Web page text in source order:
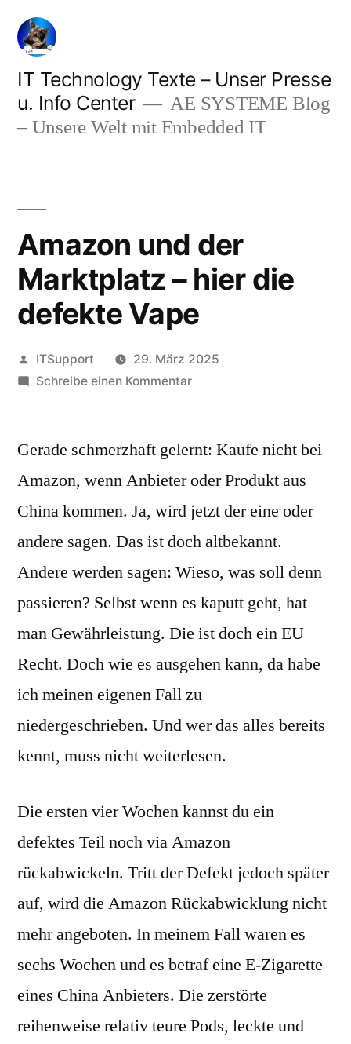
Zum
Inhalt
springen
IT Technology Texte – Unser Presse
u. Info Center
AE SYSTEME Blog
– Unsere Welt mit Embedded IT
Amazon und der
Marktplatz – hier die
defekte Vape
Veröffentlicht
von
ITSupport
29. März 2025
Schreibe einen Kommentarzu
der
–
hier
die
Vape
Gerade schmerzhaft gelernt: Kaufe nicht bei
Amazon, wenn Anbieter oder Produkt aus
China kommen. Ja, wird jetzt der eine oder
andere sagen. Das ist doch altbekannt.
Andere werden sagen: Wieso, was soll denn
passieren? Selbst wenn es kaputt geht, hat
man Gewährleistung. Die ist doch ein EU
Recht. Doch wie es ausgehen kann, da habe
ich meinen eigenen Fall zu
niedergeschrieben. Und wer das alles bereits
kennt, muss nicht weiterlesen.
Die ersten vier Wochen kannst du ein
defektes Teil noch via Amazon
rückabwickeln. Tritt der Defekt jedoch später
auf, wird die Amazon Rückabwicklung nicht
mehr angeboten. In meinem Fall waren es
sechs Wochen und es betraf eine E-Zigarette
eines China Anbieters. Die zerstörte
reihenweise relativ teure Pods, leckte und